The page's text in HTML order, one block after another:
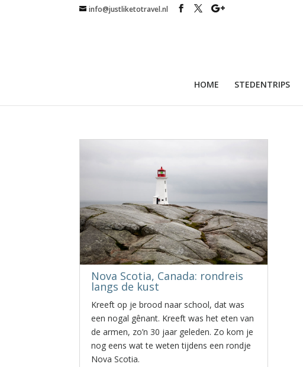
info@justliketotravel.nl
HOME STEDENTRIPS
Nova Scotia, Canada: rondreis
langs de kust
Kreeft op je brood naar school, dat was
een nogal gênant. Kreeft was het eten van
de armen, zo’n 30 jaar geleden. Zo kom je
nog eens wat te weten tijdens een rondje
Nova Scotia.